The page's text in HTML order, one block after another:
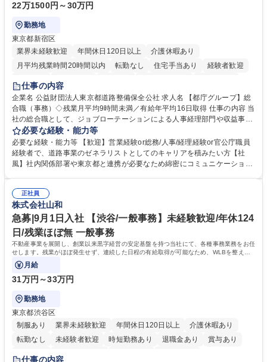
22万1500円～30万円
勤務地
東京都新宿区
業界未経験歓迎
年間休日120日以上
介護休暇あり
月平均残業時間20時間以内
転勤なし 住宅手当あり
経験者歓迎
研修あり
退職金あり
駅近5分以内
資格取得手当あり 食事補助あり
仕事の内容
企業名 公益財団法人東京都道路整備保全公社 求人名 【都庁グループ】総
合職（事務）◇残業月平均9時間未満／有給年平均16日取得 仕事の内容 当
社の総合職として、ジョブローテーションによる人事経理部門や収益事業
等のフロント部門の部署等幅広い部署での業務をお任せいたします。研修
制度やキャリア支援が充実しております！ ※下記業務詳細 【業務詳細】■
管理部門：広報、人事、経理など当公社の運営に係る管理業務 ■収益部
門：駐車場の新規開拓、管理運営、新宿駅西口広場の「イベントコーナ
道路施設や道路工事現場の見学ツアー事業 ※入社後は上記いずれかの部門
へ配属。※業務内容変更の範囲：会社の定める業務 募集職種 【都庁グル
ープ】総合職（事務）◇残業月平均9時間未満／有給年平均16日取得
必要な経験・能力等
必要な経験・能力等 【歓迎】営業経験or総務/人事/経理経験or官公庁職員
経験者で、道路事業のゼネラリストとしてのキャリアを積みたい方【社
風】社内関係部署や東京都と連携が必要なため綿密にコミュニケーション
部門など多岐に渡る業務を経験できます。 ■様々なプロジェクト：駐車場
事業の他、新宿駅西口広場内に設置された照明を兼ねた広告「ブライトサ
イン」の管理運営を行うなど、事業収益を生み出す活動を積極的に行って
います。 学歴・資格 学歴：大学院 大学 高専 短大 専修学校 高校 語学力：
資格：
正社員
株式会社山和
急募|9月1日入社 【渋谷/一般事務】未経験歓迎/年休124
日/残業ほぼ無 一般事務
不動産事業を展開し、創業以来黒字経営の安定基盤を持つ当社にて、各種事務業務をお任
せします。残業がほぼ発生せず、連続した日程の有給取得が可能なため、WLBを整えた
い方にお勧めの環境です！
月給
31万円～33万円
勤務地
東京都渋谷区
制服あり
業界未経験歓迎 年間休日120日以上
介護休暇あり
転勤なし
未経験者歓迎 時短勤務あり 退職金あり
賞与あり
育休あり
完全週休2日制
仕事の内容